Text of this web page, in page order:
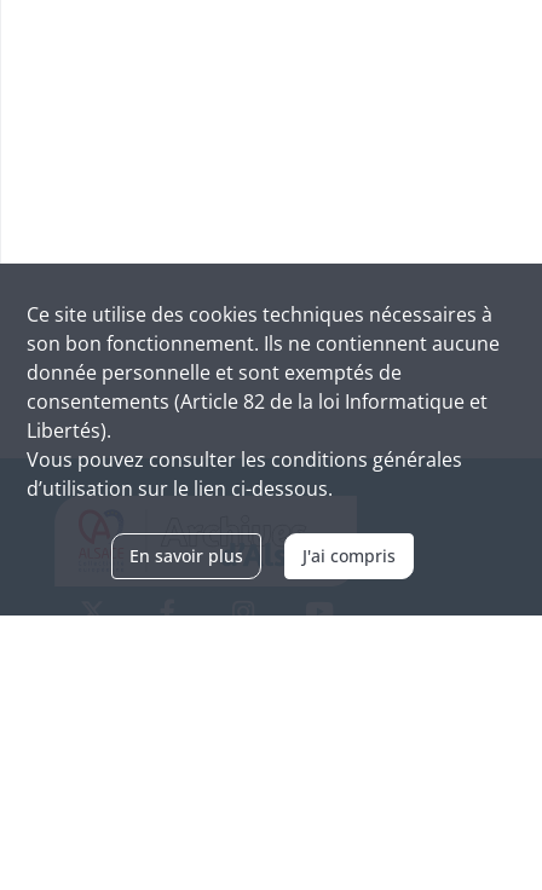
Ce site utilise des cookies techniques nécessaires à
son bon fonctionnement. Ils ne contiennent aucune
donnée personnelle et sont exemptés de
consentements (Article 82 de la loi Informatique et
Libertés).
Vous pouvez consulter les conditions générales
d’utilisation sur le lien ci-dessous.
En savoir plus J'ai compris